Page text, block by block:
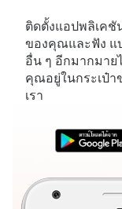
Mute
Current
Time0:00
Duration
Seek to
live,
ติดตั้งแอปพลิเคชั
ของคุณและฟัง แ
อื่น ๆ อีกมากมา
คุณอยู่ในกระเป๋
เรา